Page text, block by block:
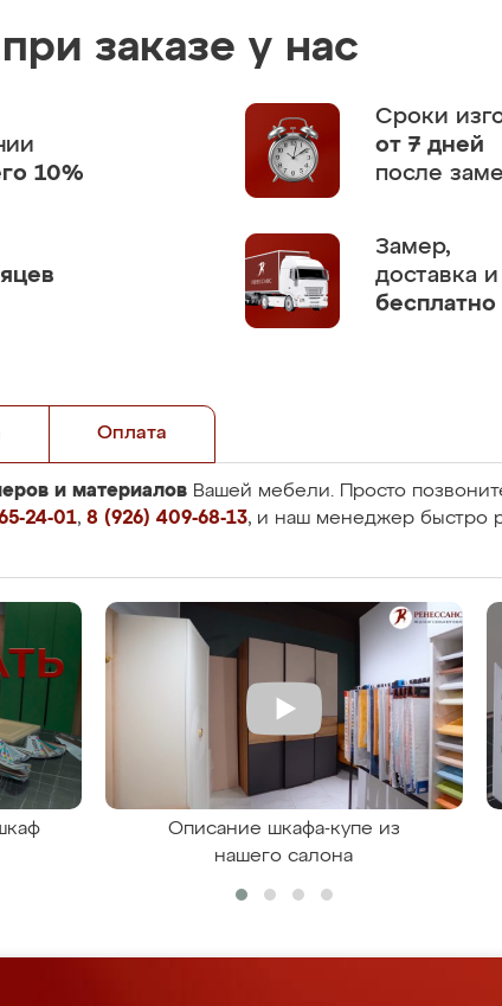
заказе у нас
10%
Сроки
от 7 дней
после
Замер,
доставка
бесплатно
Оплата
и материалов Вашей мебели. Просто
24-01, 8 (926) 409-68-13, и наш менеджер быстро
Описание шкафа-купе из
нашего салона